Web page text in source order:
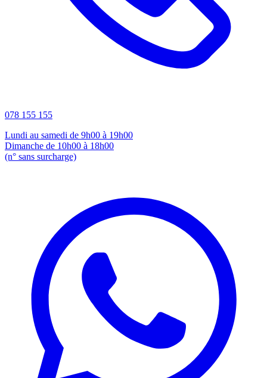
078 155 155
Lundi au samedi de 9h00 à 19h00
Dimanche de 10h00 à 18h00
(n° sans surcharge)